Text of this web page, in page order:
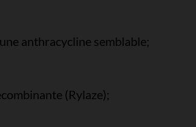
anthracycline semblable;
(Rylaze);